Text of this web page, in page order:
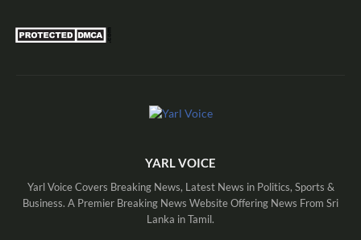
YARL VOICE
Yarl Voice Covers Breaking News, Latest News in Politics, Sports &
Business. A Premier Breaking News Website Offering News From Sri
Lanka in Tamil.